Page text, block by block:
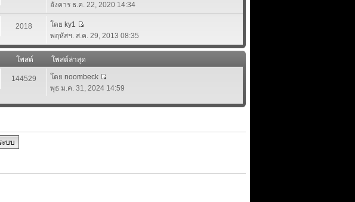
อังคาร ธ.ค. 22, 2020 14:34
2018 โดย ky1
พฤหัสฯ. ส.ค. 29, 2013 08:35
โพสต์
โพสต์ล่าสุด
144529 โดย noombeck
พุธ ม.ค. 31, 2024 14:59